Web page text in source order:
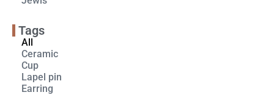
Tags
Ceramic
Cup
Lapel pin
Εarring
All